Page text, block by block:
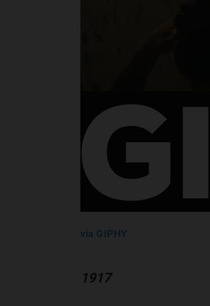
via GIPHY
1917